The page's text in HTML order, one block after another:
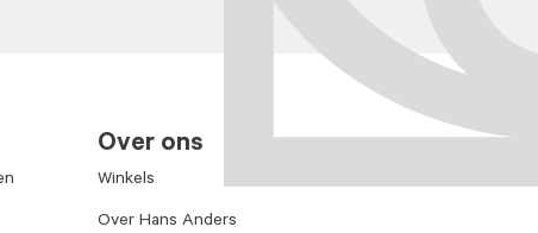
Over ons
Winkels
Over Hans Anders